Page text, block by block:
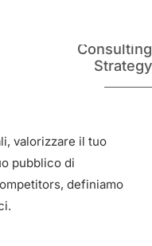
Consulting
Strategy
valorizzare il tuo
pubblico di
definiamo